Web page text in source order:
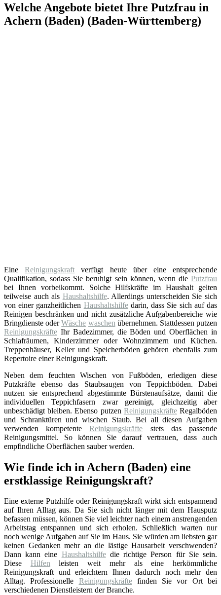
Welche Angebote bietet Ihre Putzfrau in
Achern (Baden) (Baden-Württemberg)
EineReinigungskraft verfügt heute über eine entsprechende
Qualifikation, sodass Sie beruhigt sein können, wenn die Putzfrau
bei Ihnen vorbeikommt. Solche Hilfskräfte im Haushalt gelten
teilweise auch als Haushaltshilfe. Allerdings unterscheiden Sie sich
von einer ganzheitlichen Haushaltshilfedarin, dass Sie sich auf das
Reinigen beschränken und nicht zusätzliche Aufgabenbereiche wie
Bringdienste oderWäsche waschen übernehmen. Stattdessen putzen
Reinigungskräfte Ihr Badezimmer, die Böden und Oberflächen in
Schlafräumen, Kinderzimmer oder Wohnzimmern und Küchen.
Treppenhäuser, Keller und Speicherböden gehören ebenfalls zum
Repertoire einer Reinigungskraft.
Neben dem feuchten Wischen von Fußböden, erledigen diese
Putzkräfte ebenso das Staubsaugen von Teppichböden. Dabei
nutzen sie entsprechend abgestimmte Bürstenaufsätze, damit die
individuellen Teppichfasern zwar gereinigt, gleichzeitig aber
unbeschädigt bleiben. Ebenso putzen ReinigungskräfteRegalböden
und Schranktüren und wischen Staub. Bei all diesen Aufgaben
verwenden kompetenteReinigungskräfte stets das passende
Reinigungsmittel. So können Sie darauf vertrauen, dass auch
empfindliche Oberflächen sauber werden.
Wie finde ich in Achern (Baden) eine
erstklassige Reinigungskraft?
Eine externe Putzhilfe oder Reinigungskraft wirkt sich entspannend
auf Ihren Alltag aus. Da Sie sich nicht länger mit dem Hausputz
befassen müssen, können Sie viel leichter nach einem anstrengenden
Arbeitstag entspannen und sich erholen. Schließlich warten nur
noch wenige Aufgaben auf Sie im Haus. Sie würden am liebsten gar
keinen Gedanken mehr an die lästige Hausarbeit verschwenden?
Dann kann eine Haushaltshilfedie richtige Person für Sie sein.
Diese Hilfenleisten weit mehr als eine herkömmliche
Reinigungskraft und erleichtern Ihnen dadurch noch mehr den
Alltag. Professionelle Reinigungskräftefinden Sie vor Ort bei
verschiedenen Dienstleistern der Branche.